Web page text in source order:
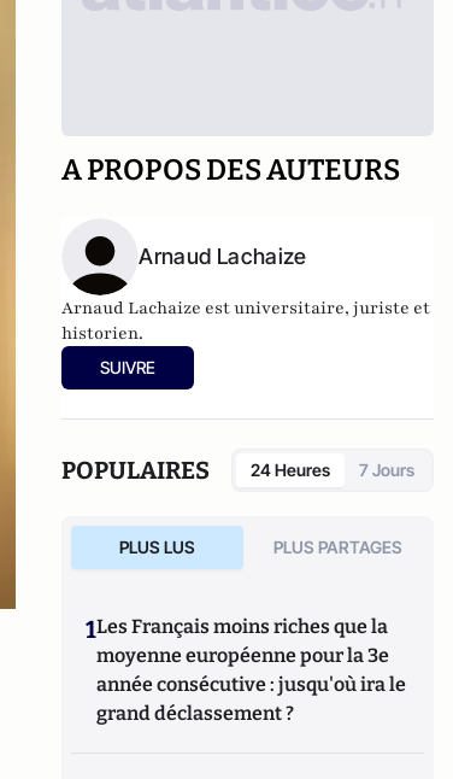
A PROPOS DES AUTEURS
Arnaud Lachaize
Arnaud Lachaize est universitaire, juriste et
historien.
SUIVRE
POPULAIRES 24 Heures 7 Jours
PLUS LUS PLUS PARTAGES
1Les Français moins riches que la
moyenne européenne pour la 3e
année consécutive : jusqu'où ira le
grand déclassement ?